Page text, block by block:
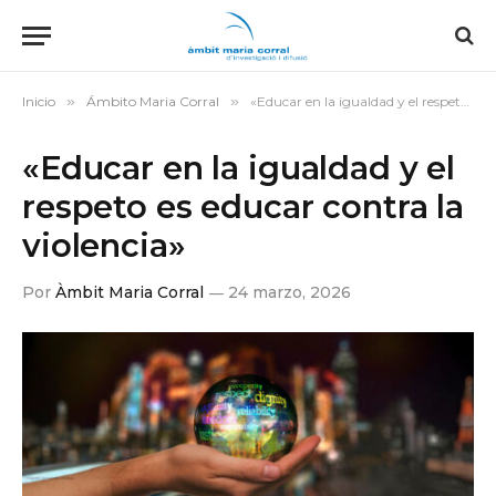
Inicio » Ámbito Maria Corral » «Educar en la igualdad y el respeto es educar contra la violencia»
«Educar en la igualdad y el
respeto es educar contra la
violencia»
Por Àmbit Maria Corral 24 marzo, 2026